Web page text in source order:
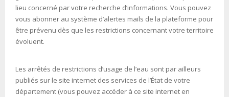
lieu concerné par votre recherche d’informations. Vous pouvez
vous abonner au système d’alertes mails de la plateforme pour
être prévenu dès que les restrictions concernant votre territoire
évoluent.
Les arrêtés de restrictions d’usage de l’eau sont par ailleurs
publiés sur le site internet des services de l’État de votre
département (vous pouvez accéder à ce site internet en